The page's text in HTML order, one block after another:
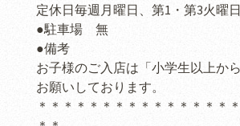
定休日毎週月曜日、第1・第3火曜日
●駐車場 無
●備考
お子様のご入店は「小学生以上か
お願いしております。
＊＊＊＊＊＊＊＊＊＊＊＊＊＊＊